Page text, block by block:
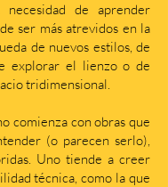
necesidad de aprender
ser más atrevidos en la
de nuevos estilos, de
explorar el lienzo o de
tridimensional.
comienza con obras que
(o parecen serlo),
Uno tiende a creer
técnica, como la que